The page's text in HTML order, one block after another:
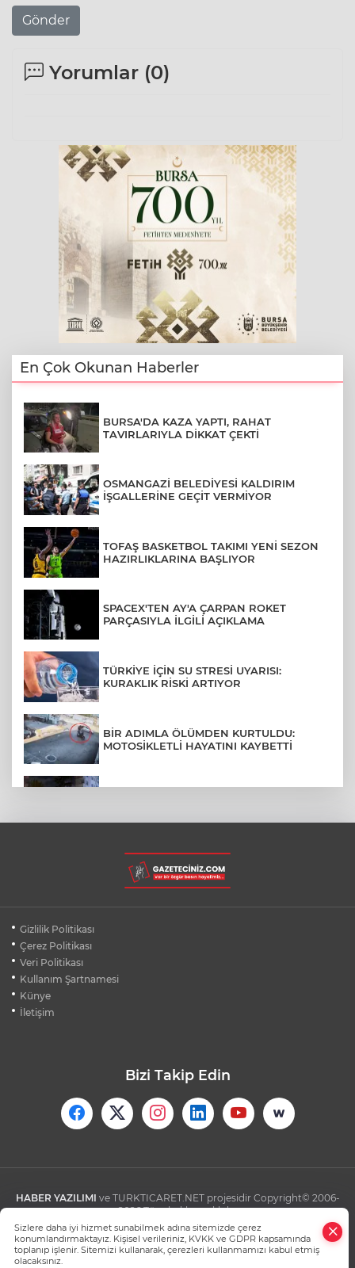
Gönder
Yorumlar (0)
En Çok Okunan Haberler
BURSA'DA KAZA YAPTI, RAHAT
TAVIRLARIYLA DİKKAT ÇEKTİ
OSMANGAZİ BELEDİYESİ KALDIRIM
İŞGALLERİNE GEÇİT VERMİYOR
TOFAŞ BASKETBOL TAKIMI YENİ SEZON
HAZIRLIKLARINA BAŞLIYOR
SPACEX'TEN AY'A ÇARPAN ROKET
PARÇASIYLA İLGİLİ AÇIKLAMA
TÜRKİYE İÇİN SU STRESİ UYARISI:
KURAKLIK RİSKİ ARTIYOR
BİR ADIMLA ÖLÜMDEN KURTULDU:
MOTOSİKLETLİ HAYATINI KAYBETTİ
BURSA ŞEHİR HASTANESİ OTOPARKI
AĞUSTOS AYINDA HİZMETE AÇILIYOR
KÜBRA DENİZCİ KESKİN KUPASINI
Gizlilik Politikası
Çerez Politikası
Veri Politikası
Kullanım Şartnamesi
Künye
İletişim
Bizi Takip Edin
HABER YAZILIMI ve TURKTICARET.NET projesidir Copyright© 2006-
2026 Tüm hakları saklıdır.
Sizlere daha iyi hizmet sunabilmek adına sitemizde çerez
konumlandırmaktayız. Kişisel verileriniz, KVKK ve GDPR kapsamında
toplanıp işlenir. Sitemizi kullanarak, çerezleri kullanmamızı kabul etmiş
olacaksınız.